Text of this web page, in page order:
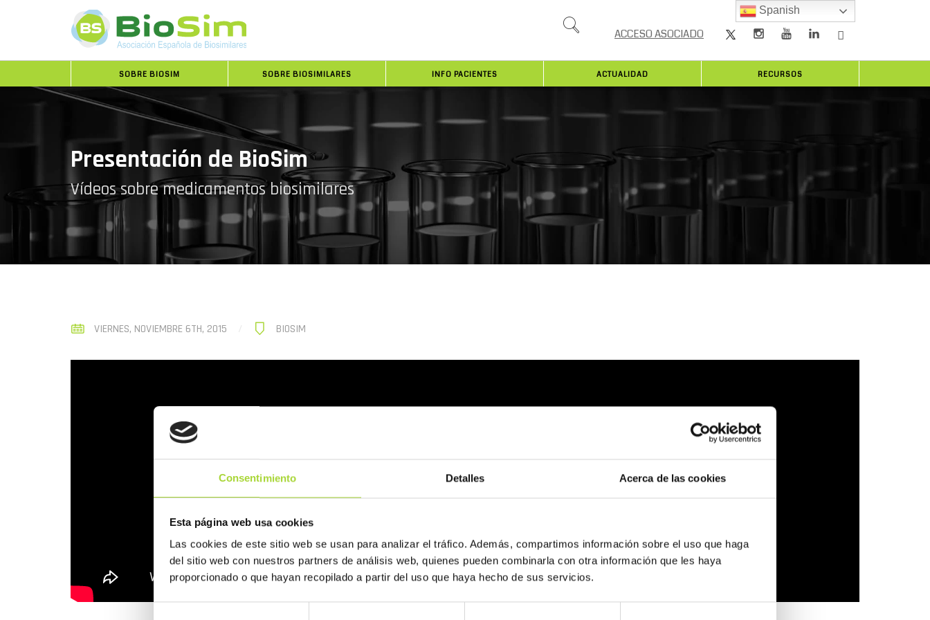
Consentimiento Detalles Acerca de las cookies
Esta página web usa cookies
Las cookies de este sitio web se usan para analizar el tráfico. Además, compartimos información sobre el uso que haga
del sitio web con nuestros partners de análisis web, quienes pueden combinarla con otra información que les haya
proporcionado o que hayan recopilado a partir del uso que haya hecho de sus servicios.
SOBRE BIOSIM SOBRE BIOSIMILARES INFO PACIENTES ACTUALIDAD RECURSOS
ACCESO ASOCIADO
Presentación de BioSim
Vídeos sobre medicamentos biosimilares
VIERNES, NOVIEMBRE 6TH, 2015 BIOSIM
Spanish